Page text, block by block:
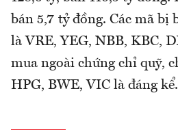
bán 5,7 tỷ đồng. Các mã bị
là VRE, YEG, NBB, KBC,
mua ngoài chứng chỉ quỹ,
HPG, BWE, VIC là đáng kể.